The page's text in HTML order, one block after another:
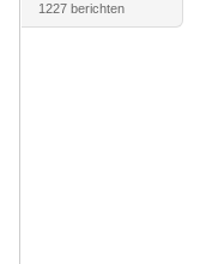
1227 berichten